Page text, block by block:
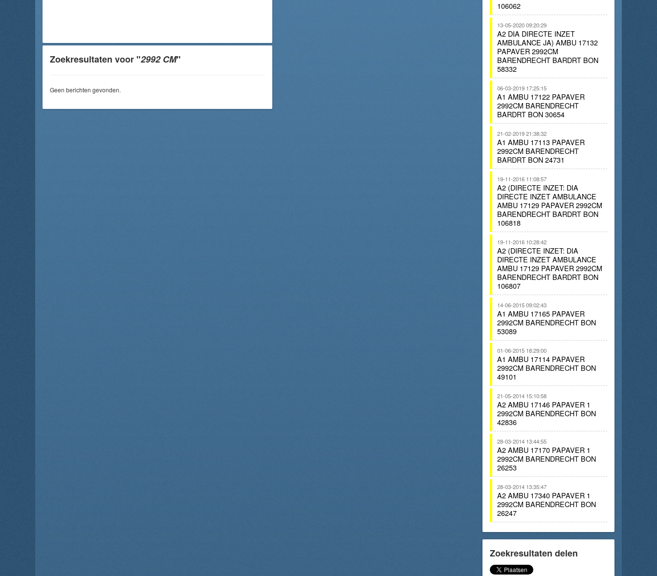
Zoekresultaten voor "2992 CM"
Geen berichten gevonden.
106062
13-05-2020 09:20:29
A2 DIA DIRECTE INZET
AMBULANCE JA) AMBU 17132
PAPAVER 2992CM
BARENDRECHT BARDRT BON
58332
06-03-2019 17:25:15
A1 AMBU 17122 PAPAVER
2992CM BARENDRECHT
BARDRT BON 30654
21-02-2019 21:38:32
A1 AMBU 17113 PAPAVER
2992CM BARENDRECHT
BARDRT BON 24731
19-11-2016 11:08:57
A2 (DIRECTE INZET: DIA
DIRECTE INZET AMBULANCE
AMBU 17129 PAPAVER 2992CM
BARENDRECHT BARDRT BON
106818
19-11-2016 10:28:42
A2 (DIRECTE INZET: DIA
DIRECTE INZET AMBULANCE
AMBU 17129 PAPAVER 2992CM
BARENDRECHT BARDRT BON
106807
14-06-2015 09:02:43
A1 AMBU 17165 PAPAVER
2992CM BARENDRECHT BON
53089
01-06-2015 18:29:00
A1 AMBU 17114 PAPAVER
2992CM BARENDRECHT BON
49101
21-05-2014 15:10:58
A2 AMBU 17146 PAPAVER 1
2992CM BARENDRECHT BON
42836
28-03-2014 13:44:55
A2 AMBU 17170 PAPAVER 1
2992CM BARENDRECHT BON
26253
28-03-2014 13:35:47
A2 AMBU 17340 PAPAVER 1
2992CM BARENDRECHT BON
26247
Zoekresultaten delen